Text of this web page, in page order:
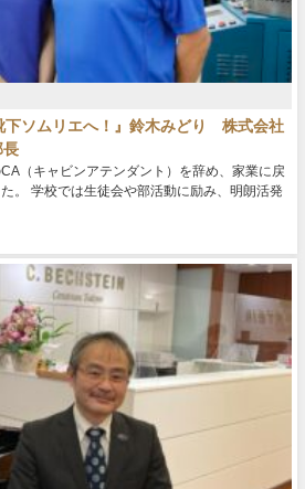
下ソムリエへ！』鈴木みどり 株式会社
長
（キャビンアテンダント）を辞め、家業に戻
。 学校では生徒会や部活動に励み、明朗活発